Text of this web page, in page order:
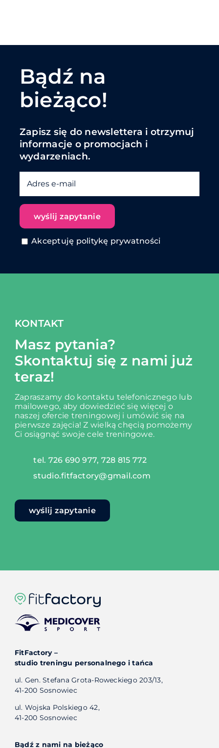
Bądź na
bieżąco!
Zapisz się do newslettera i otrzymuj
informacje o promocjach i
wydarzeniach.
Akceptuję politykę prywatności
KONTAKT
Masz pytania?
Skontaktuj się z nami już
teraz!
Zapraszamy do kontaktu telefonicznego lub
mailowego, aby dowiedzieć się więcej o
naszej ofercie treningowej i umówić się na
pierwsze zajęcia!Z wielką chęcią pomożemy
Ci osiągnąć swoje cele treningowe.
tel. 726 690 977, 728 815 772
studio.fitfactory@gmail.com
wyślij zapytanie
FitFactory –
studio treningu personalnego i tańca
ul. Gen. Stefana Grota-Roweckiego 203/13,
41-200 Sosnowiec
ul. Wojska Polskiego 42,
41-200 Sosnowiec
Bądź z nami na bieżąco